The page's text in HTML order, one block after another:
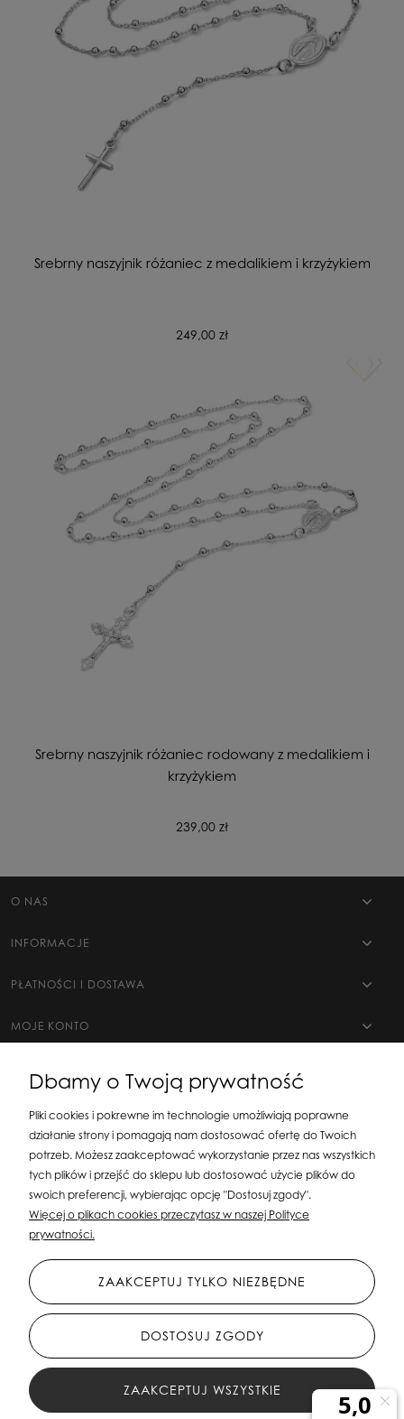
FILTRY
Srebrny naszyjnik różaniec z medalikiem i krzyżykiem
249,00 zł
Srebrny naszyjnik różaniec rodowany z medalikiem i
krzyżykiem
239,00 zł
O NAS
INFORMACJE
PŁATNOŚCI I DOSTAWA
MOJE KONTO
Silit Group Maciej Suska
| ul. Astronomów 16, 80-299 Gdańsk, woj. pomorskie
| E-mail:sklepsusetti@gmail.comTel.: 508-107-233 | NIP: 5841956567 REGON:
Dbamy o Twoją prywatność
Pliki cookies i pokrewne im technologie umożliwiają poprawne
działanie strony i pomagają nam dostosować ofertę do Twoich
potrzeb. Możesz zaakceptować wykorzystanie przez nas wszystkich
tych plików i przejść do sklepu lub dostosować użycie plików do
swoich preferencji, wybierając opcję "Dostosuj zgody".
Więcej o plikach cookies przeczytasz w naszej Polityce
prywatności.
ZAAKCEPTUJ TYLKO NIEZBĘDNE
DOSTOSUJ ZGODY
ZAAKCEPTUJ WSZYSTKIE